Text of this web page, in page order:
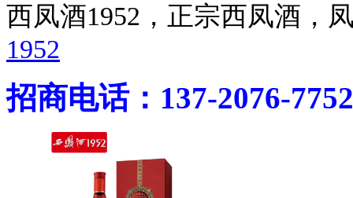
西凤酒1952，正宗西凤酒
1952
招商电话：137-2076-7752